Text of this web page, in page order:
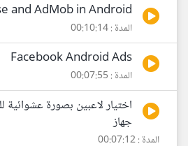
and AdMob in Android
المدة : 00:10:14
Facebook Android Ads
المدة : 00:07:55
اختيار لاعبين بصورة عشوائية
جهاز
المدة : 00:07:12